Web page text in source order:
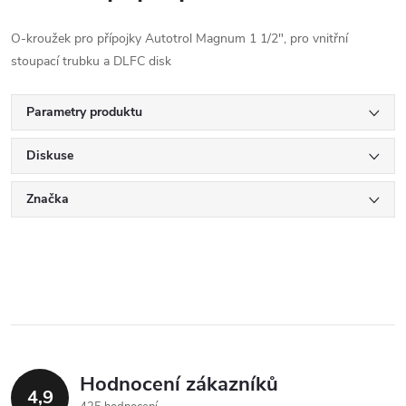
O-kroužek pro přípojky Autotrol Magnum 1 1/2", pro vnitřní
stoupací trubku a DLFC disk
Parametry produktu
Diskuse
Značka
4,9 Hodnocení zákazníků